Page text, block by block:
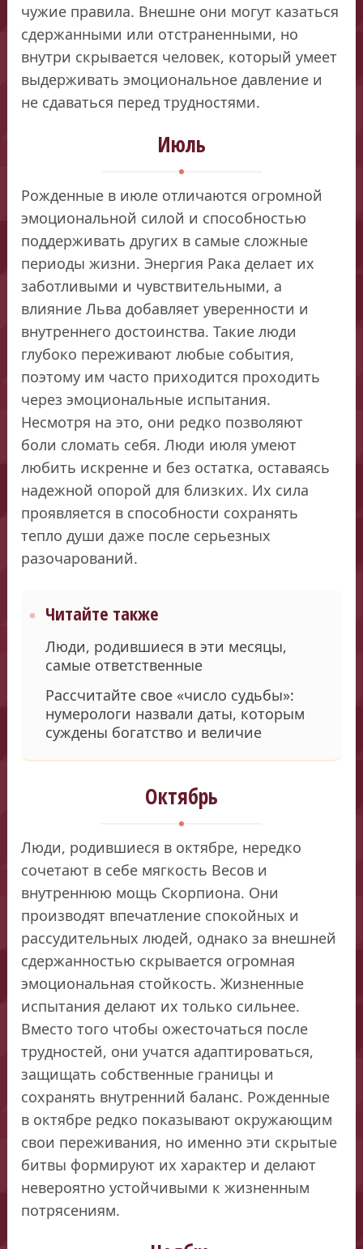
чужие правила. Внешне они могут казаться
сдержанными или отстраненными, но
внутри скрывается человек, который умеет
выдерживать эмоциональное давление и
не сдаваться перед трудностями.
Июль
Рожденные в июле отличаются огромной
эмоциональной силой и способностью
поддерживать других в самые сложные
периоды жизни. Энергия Рака делает их
заботливыми и чувствительными, а
влияние Льва добавляет уверенности и
внутреннего достоинства. Такие люди
глубоко переживают любые события,
поэтому им часто приходится проходить
через эмоциональные испытания.
Несмотря на это, они редко позволяют
боли сломать себя. Люди июля умеют
любить искренне и без остатка, оставаясь
надежной опорой для близких. Их сила
проявляется в способности сохранять
тепло души даже после серьезных
разочарований.
Читайте также
Люди, родившиеся в эти месяцы,
самые ответственные
Рассчитайте свое «число судьбы»:
нумерологи назвали даты, которым
суждены богатство и величие
Октябрь
Люди, родившиеся в октябре, нередко
сочетают в себе мягкость Весов и
внутреннюю мощь Скорпиона. Они
производят впечатление спокойных и
рассудительных людей, однако за внешней
сдержанностью скрывается огромная
эмоциональная стойкость. Жизненные
испытания делают их только сильнее.
Вместо того чтобы ожесточаться после
трудностей, они учатся адаптироваться,
защищать собственные границы и
сохранять внутренний баланс. Рожденные
в октябре редко показывают окружающим
свои переживания, но именно эти скрытые
битвы формируют их характер и делают
невероятно устойчивыми к жизненным
потрясениям.